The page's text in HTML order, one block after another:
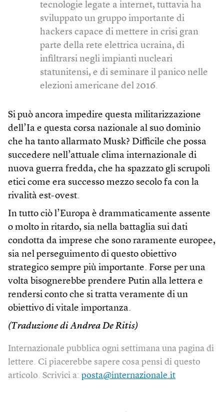
tecnologie legate a internet, tuttavia ha
sviluppato un gruppo importante di
hackers capace di mettere in crisi gran
parte della rete elettrica ucraina, di
infiltrarsi negli impianti nucleari
statunitensi, e di seminare il panico nelle
elezioni americane del 2016.
Si può ancora impedire questa militarizzazione
dell’Ia e questa corsa nazionale al suo dominio
che ha tanto allarmato Musk? Difficile che possa
succedere nell’attuale clima internazionale di
nuova guerra fredda, che ha spazzato gli scrupoli
etici come era successo mezzo secolo fa con la
rivalità est-ovest.
In tutto ciò l’Europa è drammaticamente assente
o molto in ritardo, sia nella battaglia sui dati
condotta da imprese che sono raramente europee,
sia nel perseguimento di questo obiettivo
strategico sempre più importante. Forse per una
volta bisognerebbe prendere Putin alla lettera e
rendersi conto che si tratta veramente di un
obiettivo di vitale importanza.
(Traduzione di Andrea De Ritis)
Internazionale pubblica ogni settimana una pagina di
lettere. Ci piacerebbe sapere cosa pensi di questo
articolo. Scrivici a: posta@internazionale.it